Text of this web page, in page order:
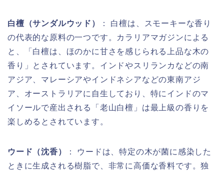
白檀（サンダルウッド）
： 白檀は、スモーキーな香り
の代表的な原料の一つです。カラリアマガジンによる
と、「白檀は、ほのかに甘さを感じられる上品な木の
香り」とされています。インドやスリランカなどの南
アジア、マレーシアやインドネシアなどの東南アジ
ア、オーストラリアに自生しており、特にインドのマ
イソールで産出される「老山白檀」は最上級の香りを
楽しめるとされています。
ウード（沈香）
： ウードは、特定の木が菌に感染した
ときに生成される樹脂で、非常に高価な香料です。独